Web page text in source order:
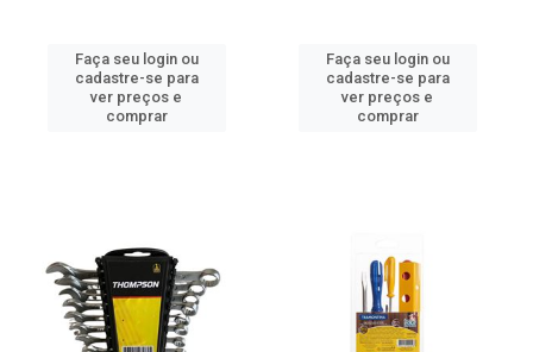
Faça seu login ou
cadastre-se para
ver preços e
comprar
Faça seu login ou
cadastre-se para
ver preços e
comprar